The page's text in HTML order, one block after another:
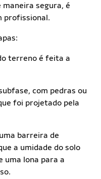
segura, é
profissional.
terreno é feita a
com pedras ou
foi projetado pela
barreira de
a umidade do solo
uma lona para a